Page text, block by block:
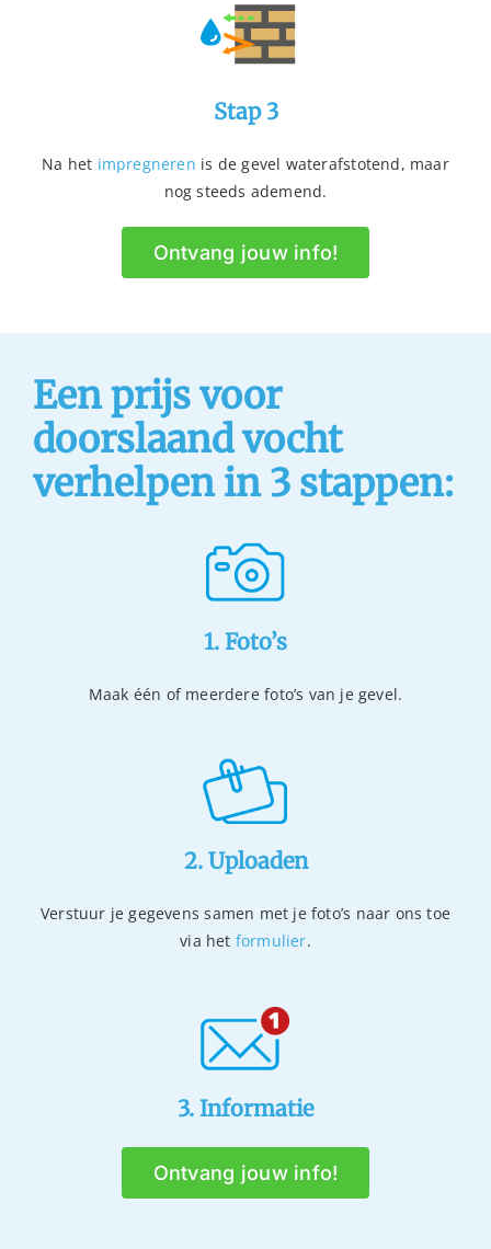
Stap 3
Na het impregneren is de gevel waterafstotend, maar
nog steeds ademend.
Ontvang jouw info!
Een prijs voor
doorslaand vocht
verhelpen in 3 stappen:
1. Foto’s
Maak één of meerdere foto’s van je gevel.
2. Uploaden
Verstuur je gegevens samen met je foto’s naar ons toe
via het formulier.
3. Informatie
Ontvang jouw info!